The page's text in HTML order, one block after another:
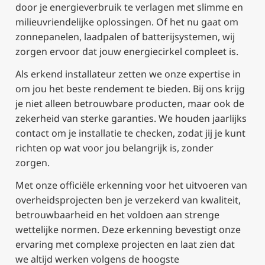
door je energieverbruik te verlagen met slimme en
milieuvriendelijke oplossingen. Of het nu gaat om
zonnepanelen, laadpalen of batterijsystemen, wij
zorgen ervoor dat jouw energiecirkel compleet is.
Als erkend installateur zetten we onze expertise in
om jou het beste rendement te bieden. Bij ons krijg
je niet alleen betrouwbare producten, maar ook de
zekerheid van sterke garanties. We houden jaarlijks
contact om je installatie te checken, zodat jij je kunt
richten op wat voor jou belangrijk is, zonder
zorgen.
Met onze officiële erkenning voor het uitvoeren van
overheidsprojecten ben je verzekerd van kwaliteit,
betrouwbaarheid en het voldoen aan strenge
wettelijke normen. Deze erkenning bevestigt onze
ervaring met complexe projecten en laat zien dat
we altijd werken volgens de hoogste